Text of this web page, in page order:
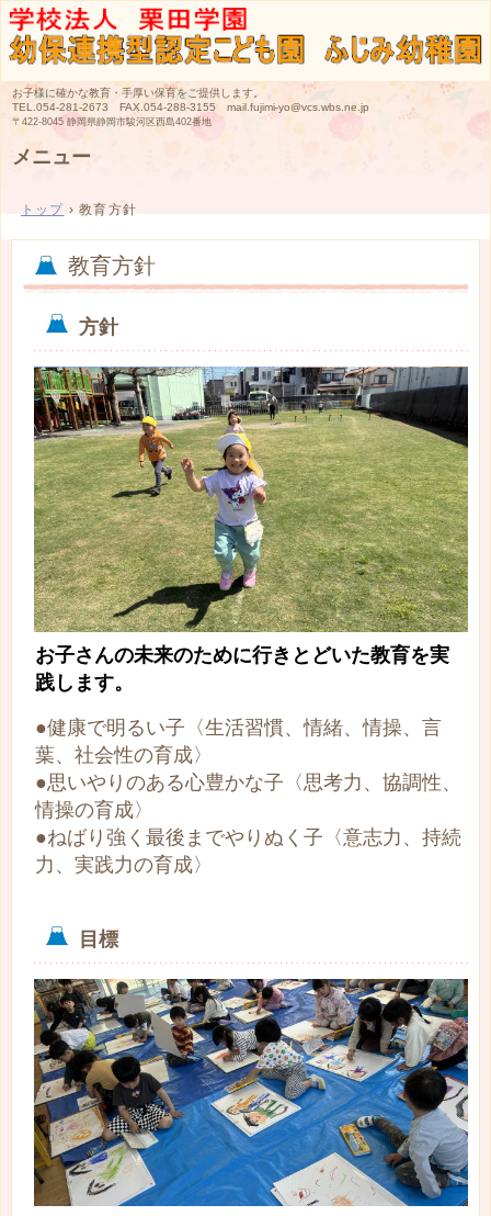
お子様に確かな教育・手厚い保育をご提供します。
TEL. 054-281-2673 FAX.054-288-3155 mail.fujimi-yo@vcs.wbs.ne.jp
〒422-8045 静岡県静岡市駿河区西島402番地
メニュー
テ
ス
トップ › 教育方針
教育方針
方針
お子さんの未来のために行きとどいた教育を実
践します。
●健康で明るい子〈生活習慣、情緒、情操、言
葉、社会性の育成〉
●思いやりのある心豊かな子〈思考力、協調性、
情操の育成〉
●ねばり強く最後までやりぬく子〈意志力、持続
力、実践力の育成〉
目標